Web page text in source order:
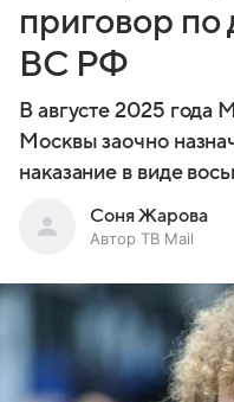
приговор по
ВС РФ
В августе 2025 года
Москвы заочно
наказание в виде
Соня Жарова
Автор ТВ Mail